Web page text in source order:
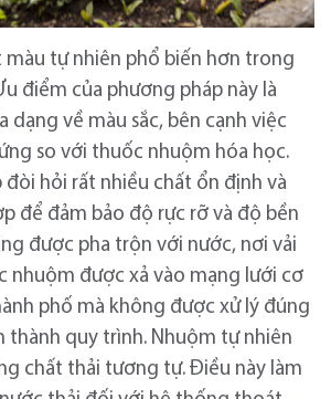
màu tự nhiên phổ biến hơn trong
điểm của phương pháp này là
dạng về màu sắc, bên cạnh việc
so với thuốc nhuộm hóa học.
đòi hỏi rất nhiều chất ổn định và
để đảm bảo độ rực rỡ và độ bền
được pha trộn với nước, nơi vải
nhuộm được xả vào mạng lưới cơ
phố mà không được xử lý đúng
thành quy trình. Nhuộm tự nhiên
chất thải tương tự. Điều này làm